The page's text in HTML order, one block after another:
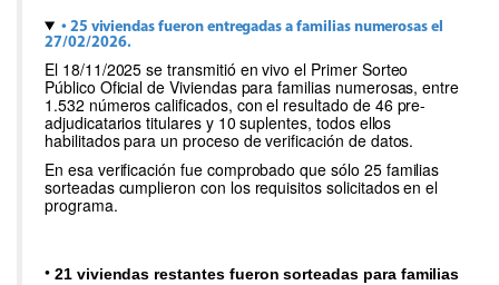
• 25 viviendas fueron entregadas a familias numerosas el
27/02/2026.
El 18/11/2025 se transmitió en vivo el Primer Sorteo
Público Oficial de Viviendas para familias numerosas, entre
1.532 números calificados, con el resultado de 46 pre-
adjudicatarios titulares y 10 suplentes, todos ellos
habilitados para un proceso de verificación de datos.
En esa verificación fue comprobado que sólo 25 familias
sorteadas cumplieron con los requisitos solicitados en el
programa.
• 21 viviendas restantes fueron sorteadas para familias